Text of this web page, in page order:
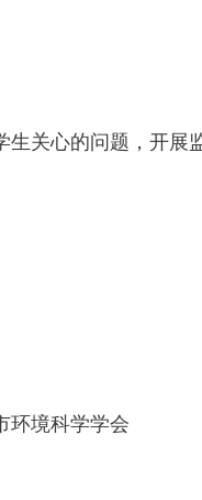
关心的问题，开展
境科学学会